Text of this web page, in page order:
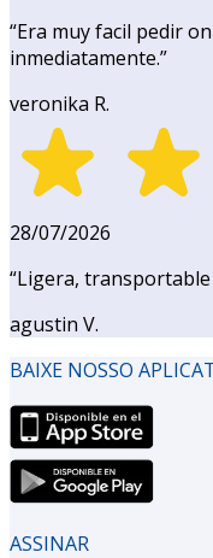
“Era muy facil pedir
inmediatamente.”
veronika R.
28/07/2026
“Ligera,
agustin V.
BAIXE NOSSO
ASSINAR